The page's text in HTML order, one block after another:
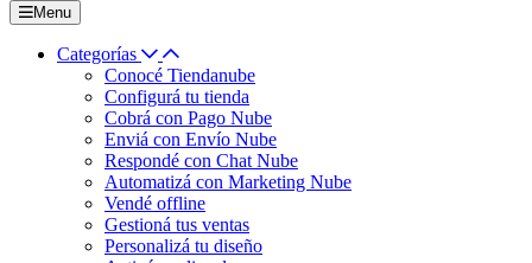
Menu
Categorías
Conocé Tiendanube
Configurá tu tienda
Cobrá con Pago Nube
Enviá con Envío Nube
Respondé con Chat Nube
Automatizá con Marketing Nube
Vendé offline
Gestioná tus ventas
Personalizá tu diseño